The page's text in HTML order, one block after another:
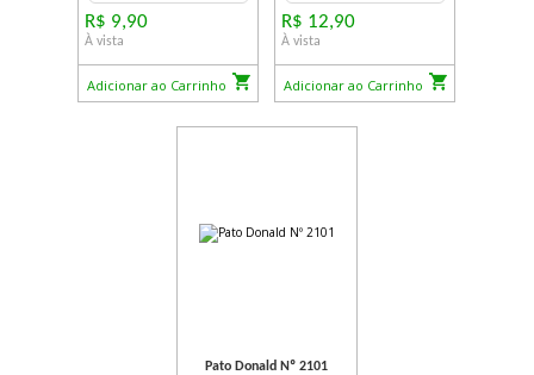
R$ 9,90
À vista
Adicionar ao Carrinho
R$ 12,90
À vista
Adicionar ao Carrinho
Pato Donald Nº 2101